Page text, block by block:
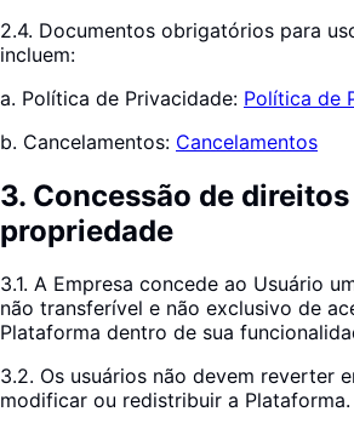
2.4. Documentos obrigatórios para
incluem:
a. Política de Privacidade: Política de
b. Cancelamentos: Cancelamentos
3. Concessão de direitos
propriedade
3.1. A Empresa concede ao Usuário
não transferível e não exclusivo de
Plataforma dentro de sua
3.2. Os usuários não devem reverter
modificar ou redistribuir a Plataforma.